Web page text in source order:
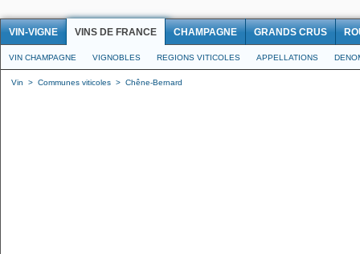
VIN-VIGNE VINS DE FRANCE CHAMPAGNE GRANDS CRUS
VIN CHAMPAGNE VIGNOBLES REGIONS VITICOLES APPELLATIONS
Vin > Communes viticoles > Chêne-Bernard